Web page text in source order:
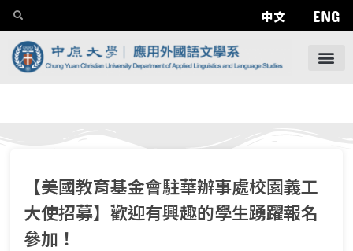
中文 ENG
【美國教育基金會駐華辦事處校園義工
大使招募】歡迎有興趣的學生踴躍報名
參加！